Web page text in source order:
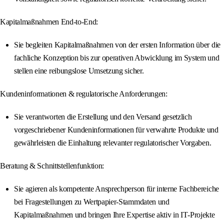
Kapitalmaßnahmen End-to-End:
Sie begleiten Kapitalmaßnahmen von der ersten Information über die
fachliche Konzeption bis zur operativen Abwicklung im System und
stellen eine reibungslose Umsetzung sicher.
Kundeninformationen & regulatorische Anforderungen:
Sie verantworten die Erstellung und den Versand gesetzlich
vorgeschriebener Kundeninformationen für verwahrte Produkte und
gewährleisten die Einhaltung relevanter regulatorischer Vorgaben.
Beratung & Schnittstellenfunktion:
Sie agieren als kompetente Ansprechperson für interne Fachbereiche
bei Fragestellungen zu Wertpapier‑Stammdaten und
Kapitalmaßnahmen und bringen Ihre Expertise aktiv in IT‑Projekte